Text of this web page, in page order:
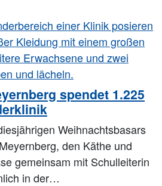
spendet 1.225
Weihnachtsbasars
den Käthe und
gemeinsam mit Schulleiterin
in der…